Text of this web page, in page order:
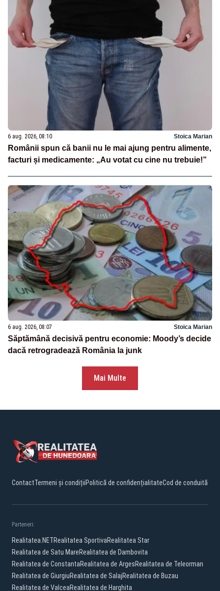
6 aug. 2026, 08:10 Stoica Marian
Românii spun că banii nu le mai ajung pentru alimente,
facturi și medicamente: „Au votat cu cine nu trebuie!”
6 aug. 2026, 08:07 Stoica Marian
Săptămână decisivă pentru economie: Moody’s decide
dacă retrogradează România la junk
Mai Multe
ContactTermeni și condițiiPolitică de confidențialitateCod de conduită
Parteneri:
Realitatea.NETRealitatea SportivaRealitatea Star
Realitatea de Satu MareRealitatea de Dambovita
Realitatea de ConstantaRealitatea de ArgesRealitatea de Teleorman
Realitatea de GiurgiuRealitatea de SalajRealitatea de Buzau
Realitatea de ValceaRealitatea de Harghita